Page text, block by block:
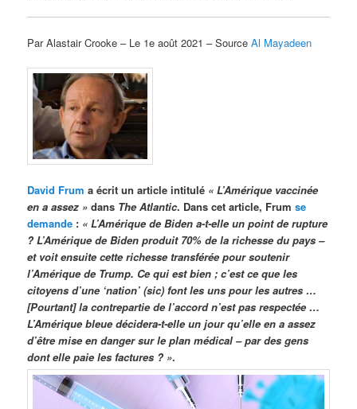
Par Alastair Crooke – Le 1e août 2021 – SourceAl Mayadeen
David Frum a écrit un article intitulé « L’Amérique vaccinée
en a assez » dans The Atlantic. Dans cet article, Frumse
demande : « L’Amérique de Biden a-t-elle un point de rupture
? L’Amérique de Biden produit 70% de la richesse du pays –
et voit ensuite cette richesse transférée pour soutenir
l’Amérique de Trump. Ce qui est bien ; c’est ce que les
citoyens d’une ‘nation’ (sic) font les uns pour les autres …
[Pourtant] la contrepartie de l’accord n’est pas respectée …
L’Amérique bleue décidera-t-elle un jour qu’elle en a assez
d’être mise en danger sur le plan médical – par des gens
dont elle paie les factures ? ».